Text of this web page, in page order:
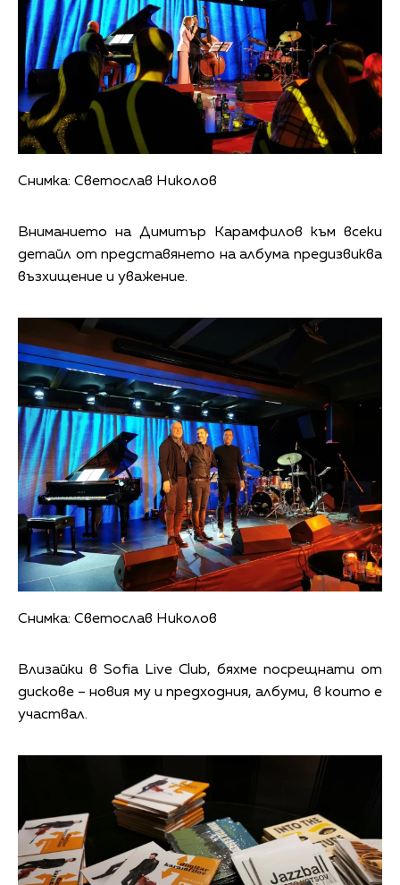
Снимка: Светослав Николов
Вниманието на Димитър Карамфилов към всеки
детайл от представянето на албума предизвиква
възхищение и уважение.
Снимка: Светослав Николов
Влизайки в Sofia Live Club, бяхме посрещнати от
дискове – новия му и предходния, албуми, в които е
участвал.